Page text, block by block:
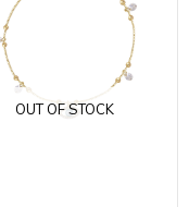
OUT OF STOCK